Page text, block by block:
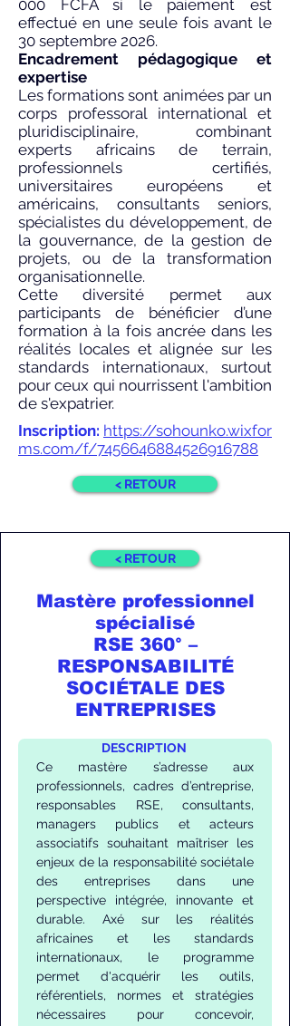
000 FCFA si le paiement est
effectué en une seule fois avant le
30 septembre 2026.
Encadrement pédagogique et
expertise
Les formations sont animées par un
corps professoral international et
pluridisciplinaire, combinant
experts africains de terrain,
professionnels certifiés,
universitaires européens et
américains, consultants seniors,
spécialistes du développement, de
la gouvernance, de la gestion de
projets, ou de la transformation
organisationnelle.
Cette diversité permet aux
participants de bénéficier d’une
formation à la fois ancrée dans les
réalités locales et alignée sur les
standards internationaux, surtout
pour ceux qui nourrissent l'ambition
de s'expatrier.
Inscription: https://sohounko.wixfor
ms.com/f/7456646884526916788
< RETOUR
< RETOUR
Mastère professionnel
spécialisé
RSE 360° –
RESPONSABILITÉ
SOCIÉTALE DES
ENTREPRISES
DESCRIPTION
Ce mastère s’adresse aux
professionnels, cadres d’entreprise,
responsables RSE, consultants,
managers publics et acteurs
associatifs souhaitant maîtriser les
enjeux de la responsabilité sociétale
des entreprises dans une
perspective intégrée, innovante et
durable. Axé sur les réalités
africaines et les standards
internationaux, le programme
permet d'acquérir les outils,
référentiels, normes et stratégies
nécessaires pour concevoir,